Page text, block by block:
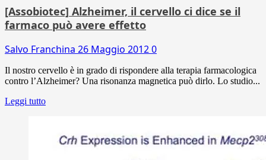
[Assobiotec] Alzheimer, il cervello ci dice se il
farmaco può avere effetto
Salvo Franchina 26 Maggio 20120
Il nostro cervello è in grado di rispondere alla terapia farmacologica
contro l’Alzheimer? Una risonanza magnetica può dirlo. Lo studio...
Leggi tutto